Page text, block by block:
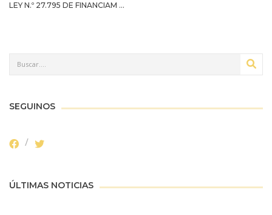
LEY N.º 27.795 DE FINANCIAM ...
SEGUINOS
ÚLTIMAS NOTICIAS